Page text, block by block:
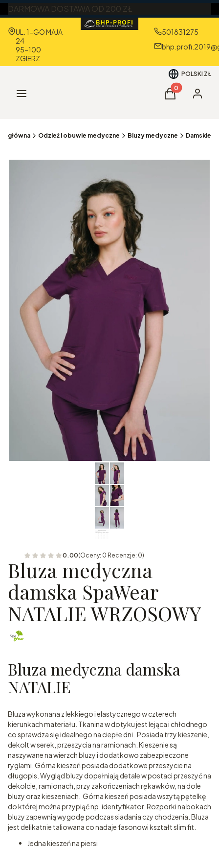
DARMOWA DOSTAWA OD 200 ZŁ
Adres:
UL. 1-GO MAJA
24
95-100
ZGIERZ
501831275
POLSKI ZŁ
Menu Produkty w
Koszyk
główna Odzież i obuwie medyczne Bluzy medyczne Damskie
0.00(Oceny: 0 Recenzje: 0)
Bluza medyczna
damska SpaWear
NATALIE WRZOSOWY
Bluza medyczna damska
NATALIE
Bluza wykonana z lekkiego i elastycznego w czterech
kierunkach materiału. Tkanina w dotyku jest lejąca i chłodnego
co sprawdza się idealnego na ciepłe dni. Posiada trzy kieszenie,
dekolt w serek, przeszycia na ramionach. Kieszenie są
naszywane na wierzch bluzy i dodatkowo zabezpieczone
ryglami. Górna kieszeń posiada dodatkowe przeszycie na
długopis. Wygląd bluzy dopełniają detale w postaci przeszyć na
dekolcie, ramionach, przy zakończeniach rękawków, na dole
bluzy oraz kieszeniach. Górna kieszeń posiada wszytą pętelkę
do której można przypiąć np. identyfikator. Rozporki na bokach
bluzy zapewnią wygodę podczas siadania czy chodzenia. Bluza
jest delikatnie taliowana co nadaje fasonowi kształt slim fit.
Jedna kieszeń na piersi